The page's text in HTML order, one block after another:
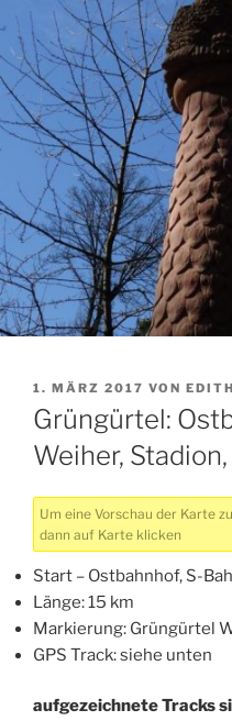
VERÖFFENTLICHT
AM
1. MÄRZ 2017 VON EDITH
Grüngürtel:
Weiher,
Um eine Vorschau der Karte
dann auf Karte klicken
Start – Ostbahnhof, S-
Länge: 15 km
Markierung: Grüngürtel
GPS Track: siehe unten
aufgezeichnete Tracks